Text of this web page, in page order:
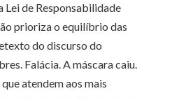
Lei de Responsabilidade
prioriza o equilíbrio das
do discurso do
Falácia. A máscara caiu.
atendem aos mais